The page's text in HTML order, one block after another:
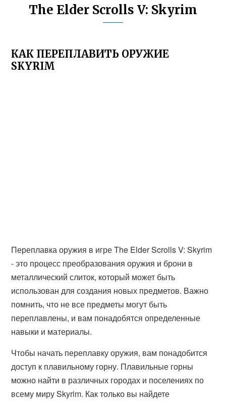
The Elder Scrolls V: Skyrim
КАК ПЕРЕПЛАВИТЬ ОРУЖИЕ
SKYRIM
Переплавка оружия в игре The Elder Scrolls V: Skyrim
- это процесс преобразования оружия и брони в
металлический слиток, который может быть
использован для создания новых предметов. Важно
помнить, что не все предметы могут быть
переплавлены, и вам понадобятся определенные
навыки и материалы.
Чтобы начать переплавку оружия, вам понадобится
доступ к плавильному горну. Плавильные горны
можно найти в различных городах и поселениях по
всему миру Skyrim. Как только вы найдете